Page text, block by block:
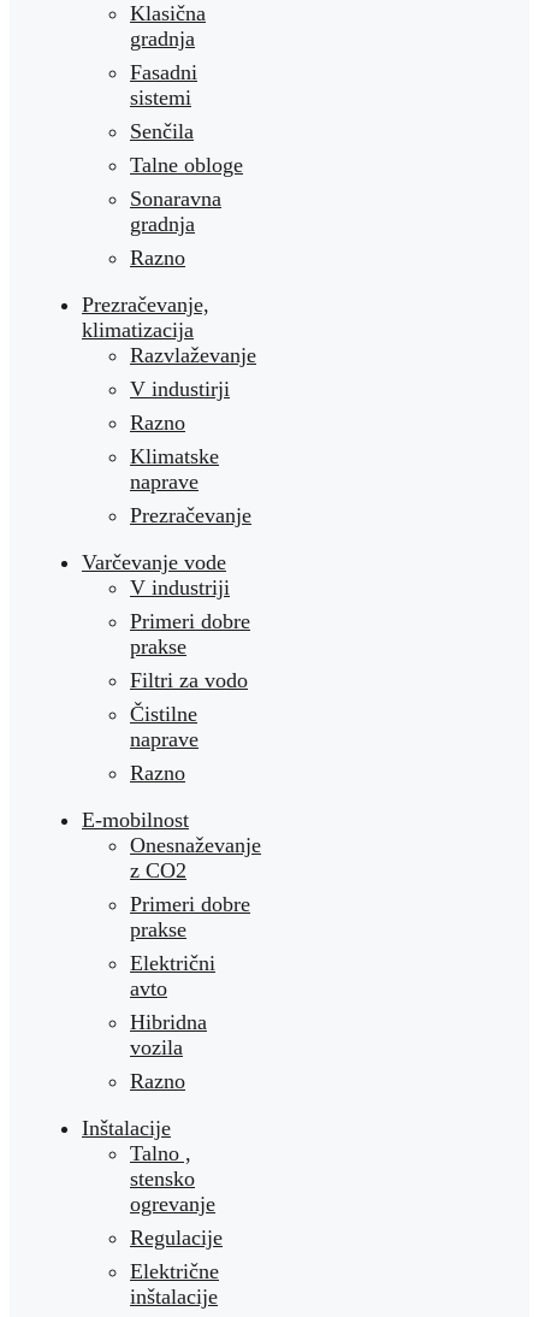
Klasična
gradnja
Fasadni
sistemi
Senčila
Talne obloge
Sonaravna
gradnja
Razno
Prezračevanje,
klimatizacija
Razvlaževanje
V industirji
Razno
Klimatske
naprave
Prezračevanje
Varčevanje vode
V industriji
Primeri dobre
prakse
Filtri za vodo
Čistilne
naprave
Razno
E-mobilnost
Onesnaževanje
z CO2
Primeri dobre
prakse
Električni
avto
Hibridna
vozila
Razno
Inštalacije
Talno ,
stensko
ogrevanje
Regulacije
Električne
inštalacije